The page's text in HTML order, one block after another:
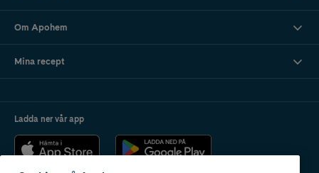
Om Apohem
Mina recept
Ladda ner vår app